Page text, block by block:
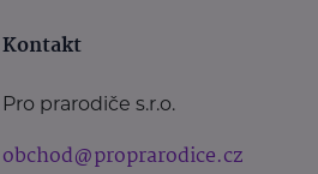
Kontakt
Pro prarodiče s.r.o.
obchod@proprarodice.cz